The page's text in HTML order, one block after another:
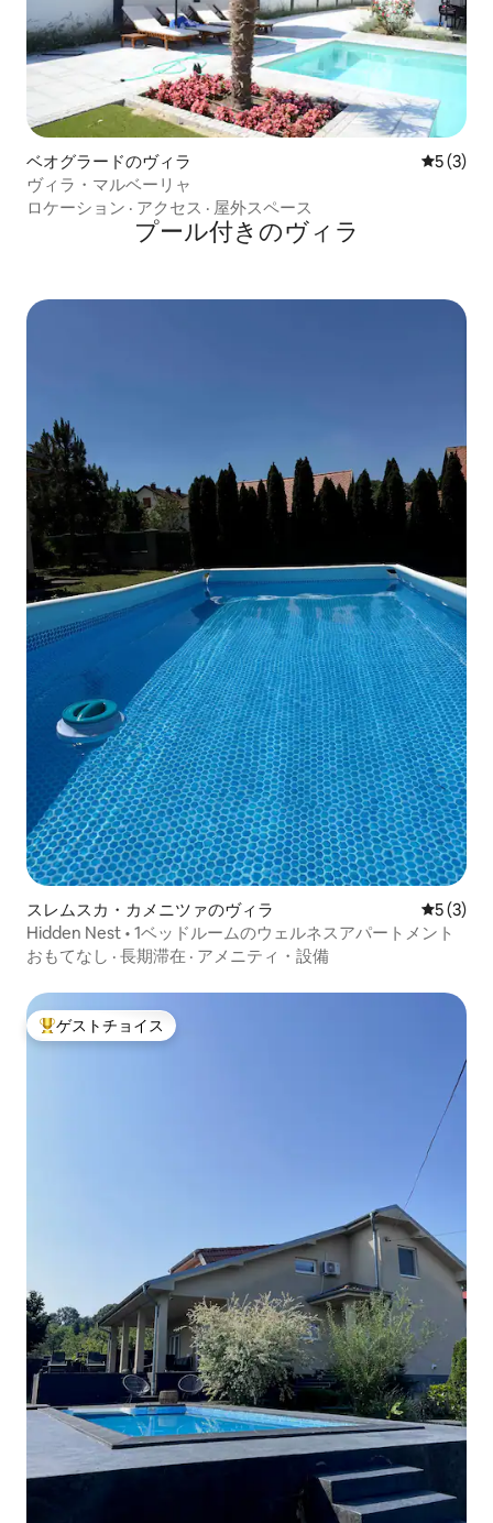
ベオグラードのヴィラ レビュー
5 (3)
ヴィラ・マルベーリャ
ロケーション · アクセス · 屋外スペース
プール付きのヴィラ
スレムスカ・カメニツァのヴィラ レビュー
5 (3)
Hidden Nest • 1ベッドルームのウェルネスアパートメント
おもてなし · 長期滞在 · アメニティ・設備
大好評のゲストチョイスです。
ゲストチョイス